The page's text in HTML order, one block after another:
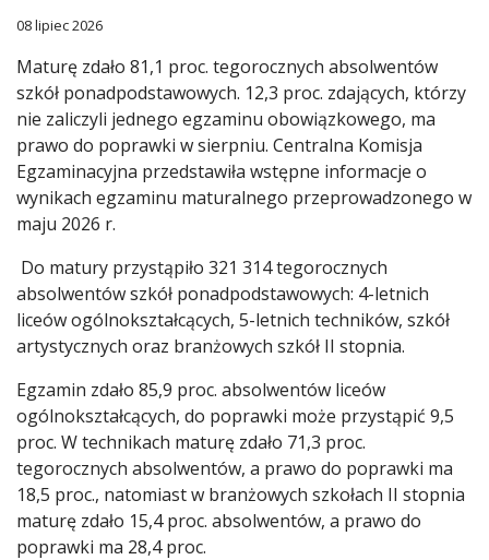
08 lipiec 2026
Maturę zdało 81,1 proc. tegorocznych absolwentów
szkół ponadpodstawowych. 12,3 proc. zdających, którzy
nie zaliczyli jednego egzaminu obowiązkowego, ma
prawo do poprawki w sierpniu. Centralna Komisja
Egzaminacyjna przedstawiła wstępne informacje o
wynikach egzaminu maturalnego przeprowadzonego w
maju 2026 r.
Do matury przystąpiło 321 314 tegorocznych
absolwentów szkół ponadpodstawowych: 4-letnich
liceów ogólnokształcących, 5-letnich techników, szkół
artystycznych oraz branżowych szkół II stopnia.
Egzamin zdało 85,9 proc. absolwentów liceów
ogólnokształcących, do poprawki może przystąpić 9,5
proc. W technikach maturę zdało 71,3 proc.
tegorocznych absolwentów, a prawo do poprawki ma
18,5 proc., natomiast w branżowych szkołach II stopnia
maturę zdało 15,4 proc. absolwentów, a prawo do
poprawki ma 28,4 proc.